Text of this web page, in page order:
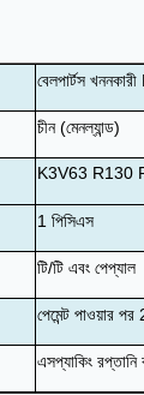
বেলপার্টস খননকারী
চীন (মেনল্যান্ড)
K3V63 R130
1 পিসিএস
টি/টি এবং পেপ্যাল
পেমেন্ট পাওয়ার পর
এসপ্যাকিং